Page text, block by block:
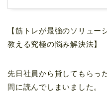
【筋トレが最強のソリュ
教える究極の悩み解決法】
先日社員から貸してもらっ
間に読んでしまいました。